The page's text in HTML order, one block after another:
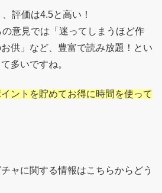
評価は4.5と高い！
意見では「迷ってしまうほど作
供」など、豊富で読み放題！とい
多いですね。
ントを貯めてお得に時間を使って
ャに関する情報はこちらからどう